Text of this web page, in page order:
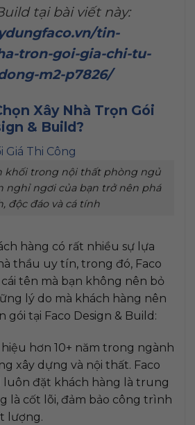
tại bài viết này:
tin-
tron-goi-gia-chi-tu-
m2-p7826/
Xây Nhà Trọn Gói
& Build?
khối trong nội thất phòng ngủ
nghỉ ngơi của bạn trở nên phá
độc đáo và cá tính
hàng có rất nhiều sự lựa
thầu uy tín, trong đó, Faco
cái tên mà bạn không nên bỏ
lý do mà khách hàng nên
gói tại Faco Design & Build:
hơn 10+ năm trong ngành
xây dựng và nội thất. Faco
luôn đặt khách hàng là trung
là cốt lõi, đảm bảo công trình
lượng.